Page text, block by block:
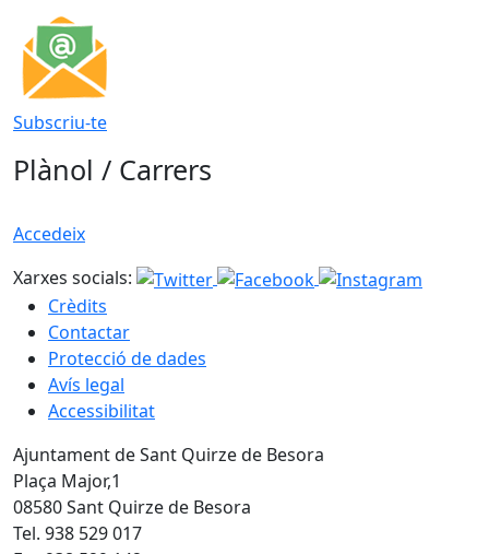
Subscriu-te
Plànol / Carrers
Accedeix
Xarxes socials:
Crèdits
Contactar
Protecció de dades
Avís legal
Accessibilitat
Ajuntament de Sant Quirze de Besora
Plaça Major,1
08580 Sant Quirze de Besora
Tel. 938 529 017